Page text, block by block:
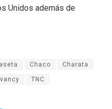
Unidos además de
Chaco Charata
TNC